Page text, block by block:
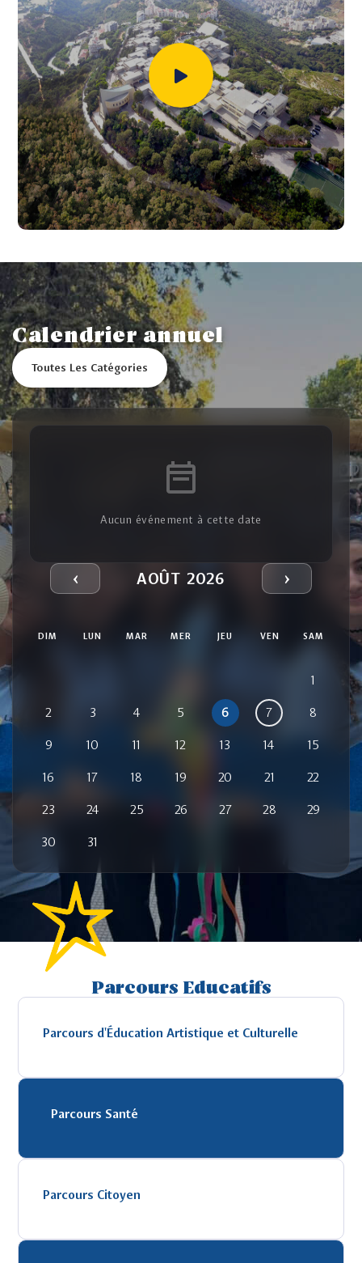
Calendrier annuel
Toutes Les Catégories
Aucun événement à cette date
‹ AOÛT 2026 ›
DIM LUN MAR MER JEU VEN SAM
1
2 3 4 5 6 7 8
9 10 11 12 13 14 15
16 17 18 19 20 21 22
23 24 25 26 27 28 29
30 31
Parcours Educatifs
Parcours d'Éducation Artistique et Culturelle
Parcours Santé
Parcours Citoyen